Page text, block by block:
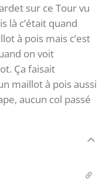
sur ce Tour vu
là c’était quand
à pois mais c’est
on voit
Ça faisait
maillot à pois aussi
aucun col passé